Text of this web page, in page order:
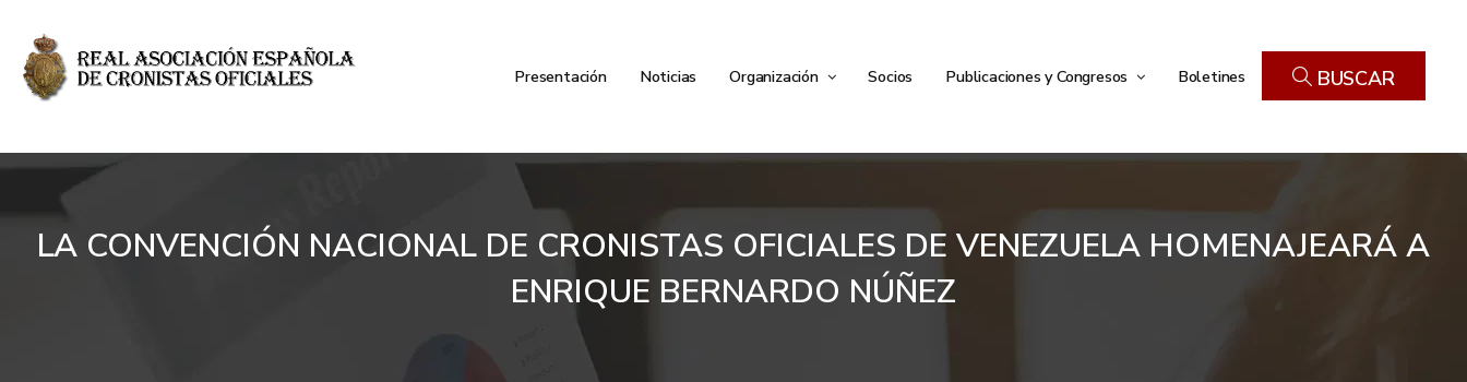
Presentación Noticias Organización Socios Publicaciones y Congresos Boletines BUSCAR
LA CONVENCIÓN NACIONAL DE CRONISTAS OFICIALES DE VENEZUELA HOMENAJEARÁ A
ENRIQUE BERNARDO NÚÑEZ